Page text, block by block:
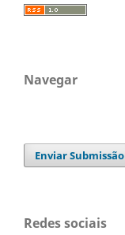
Navegar
Enviar Submissão
Redes sociais